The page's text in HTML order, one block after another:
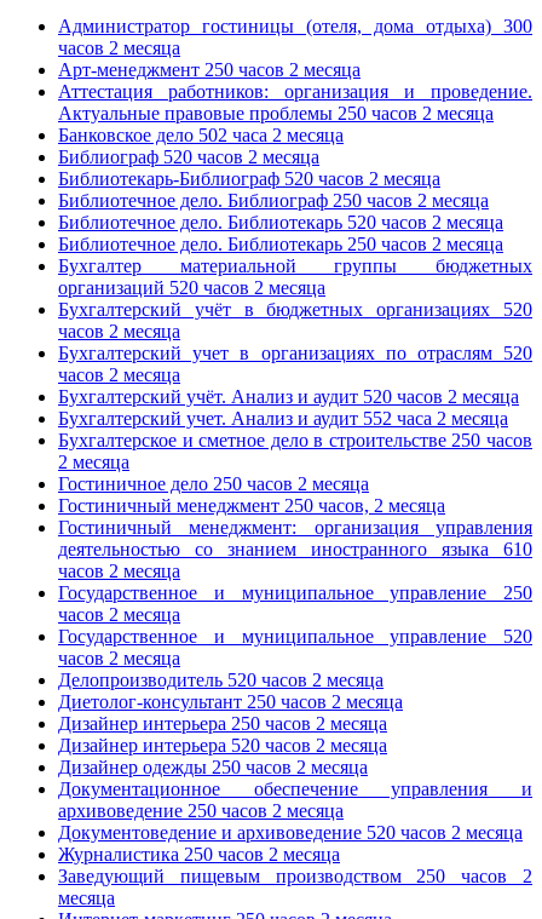
Администратор гостиницы (отеля, дома отдыха) 300
часов 2 месяца
Арт-менеджмент 250 часов 2 месяца
Аттестация работников: организация и проведение.
Актуальные правовые проблемы 250 часов 2 месяца
Банковское дело 502 часа 2 месяца
Библиограф 520 часов 2 месяца
Библиотекарь-Библиограф 520 часов 2 месяца
Библиотечное дело. Библиограф 250 часов 2 месяца
Библиотечное дело. Библиотекарь 520 часов 2 месяца
Библиотечное дело. Библиотекарь 250 часов 2 месяца
Бухгалтер материальной группы бюджетных
организаций 520 часов 2 месяца
Бухгалтерский учёт в бюджетных организациях 520
часов 2 месяца
Бухгалтерский учет в организациях по отраслям 520
часов 2 месяца
Бухгалтерский учёт. Анализ и аудит 520 часов 2 месяца
Бухгалтерский учет. Анализ и аудит 552 часа 2 месяца
Бухгалтерское и сметное дело в строительстве 250 часов
2 месяца
Гостиничное дело 250 часов 2 месяца
Гостиничный менеджмент 250 часов, 2 месяца
Гостиничный менеджмент: организация управления
деятельностью со знанием иностранного языка 610
часов 2 месяца
Государственное и муниципальное управление 250
часов 2 месяца
Государственное и муниципальное управление 520
часов 2 месяца
Делопроизводитель 520 часов 2 месяца
Диетолог-консультант 250 часов 2 месяца
Дизайнер интерьера 250 часов 2 месяца
Дизайнер интерьера 520 часов 2 месяца
Дизайнер одежды 250 часов 2 месяца
Документационное обеспечение управления и
архивоведение 250 часов 2 месяца
Документоведение и архивоведение 520 часов 2 месяца
Журналистика 250 часов 2 месяца
Заведующий пищевым производством 250 часов 2
месяца